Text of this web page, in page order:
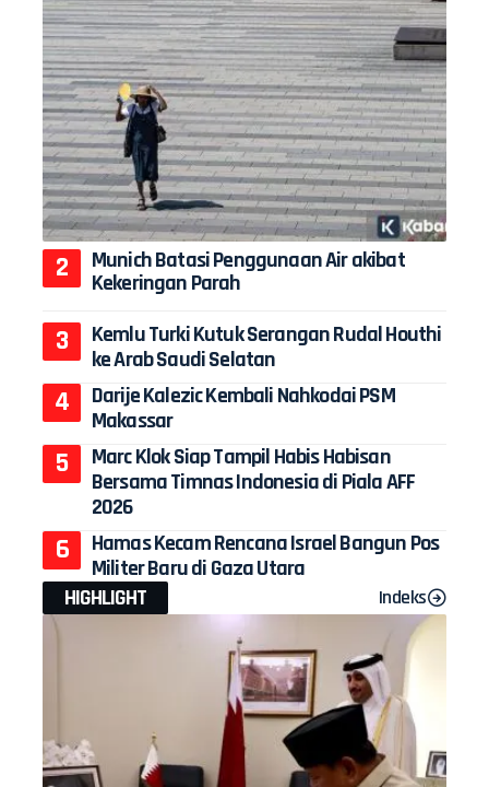
Munich Batasi Penggunaan Air akibat
Kekeringan Parah
Kemlu Turki Kutuk Serangan Rudal Houthi
ke Arab Saudi Selatan
Darije Kalezic Kembali Nahkodai PSM
Makassar
Marc Klok Siap Tampil Habis Habisan
Bersama Timnas Indonesia di Piala AFF
2026
Hamas Kecam Rencana Israel Bangun Pos
Militer Baru di Gaza Utara
HIGHLIGHT
Indeks